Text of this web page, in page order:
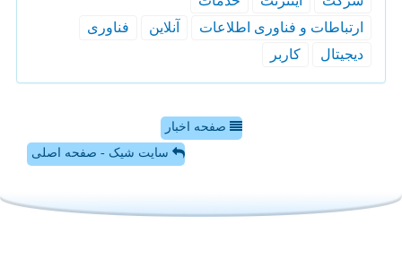
ارتباطات و فناوری اطلاعات
آنلاین
فناوری
دیجیتال
كاربر
صفحه اخبار
سایت شیک - صفحه اصلی